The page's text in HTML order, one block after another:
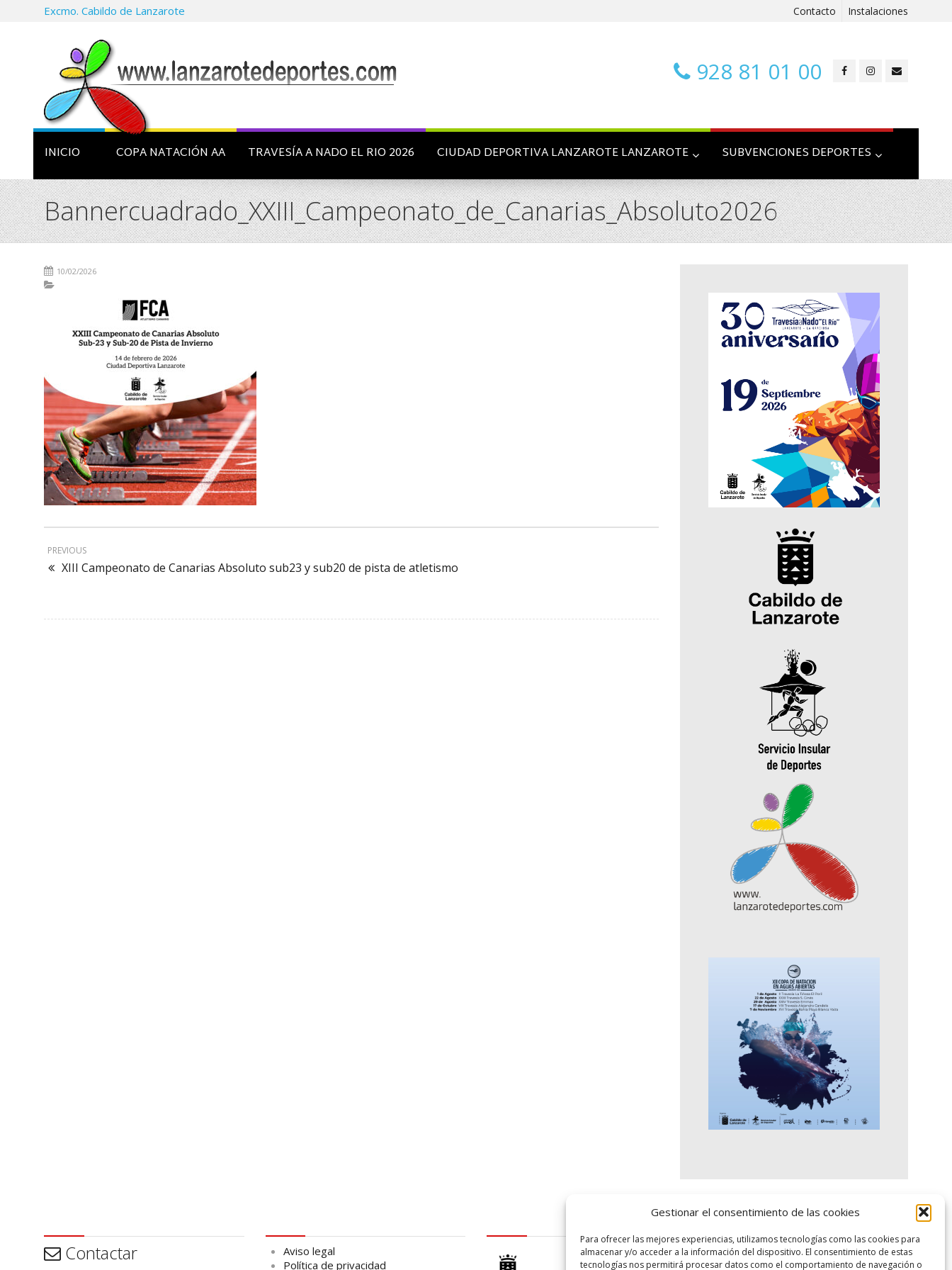
Gestionar el consentimiento de las cookies
Para ofrecer las mejores experiencias, utilizamos tecnologías como las cookies para
almacenar y/o acceder a la información del dispositivo. El consentimiento de estas
tecnologías nos permitirá procesar datos como el comportamiento de navegación o
Excmo. Cabildo de Lanzarote Contacto Instalaciones
928 81 01 00
INICIO COPA NATACIÓN AA TRAVESÍA A NADO EL RIO 2026 CIUDAD DEPORTIVA LANZAROTE LANZAROTE SUBVENCIONES DEPORTES
Bannercuadrado_XXIII_Campeonato_de_Canarias_Absoluto2026
10/02/2026
PREVIOUS
XIII Campeonato de Canarias Absoluto sub23 y sub20 de pista de atletismo
Contactar
Aviso legal
Política de privacidad
logo SID